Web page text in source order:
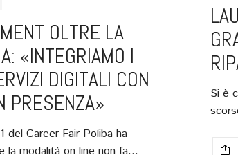
OLTRE LA
«INTEGRIAMO I
DIGITALI CON
PRESENZA»
del Career Fair Poliba ha
la modalità on line non fa…
Si è